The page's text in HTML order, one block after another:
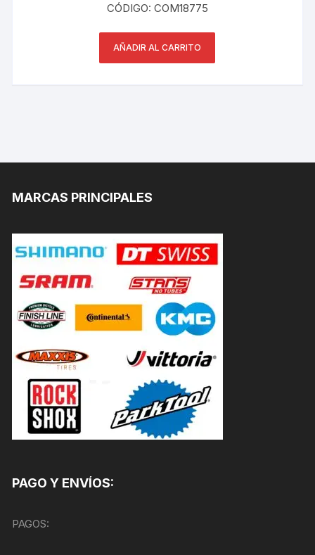
CÓDIGO: COM18775
AÑADIR AL CARRITO
MARCAS PRINCIPALES
PAGO Y ENVÍOS:
PAGOS: